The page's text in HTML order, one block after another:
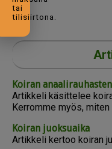
tai
tilisiirtona.
Koiran
Artikkeli käsittelee
Kerromme myös,
Koiran juoksuaika
Artikkeli kertoo koiran